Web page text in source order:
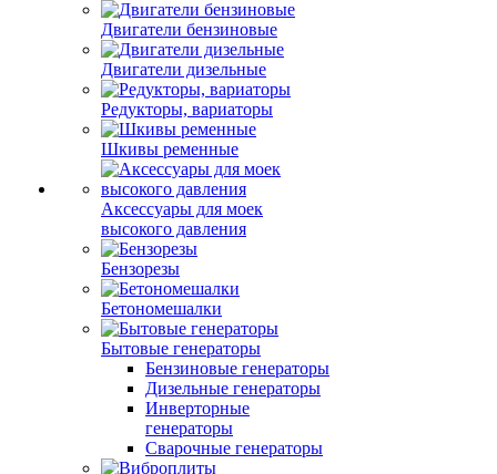
Двигатели бензиновые
Двигатели дизельные
Редукторы, вариаторы
Шкивы ременные
Аксессуары для моек
высокого давления
Бензорезы
Бетономешалки
Бытовые генераторы
Бензиновые генераторы
Дизельные генераторы
Инверторные
генераторы
Сварочные генераторы